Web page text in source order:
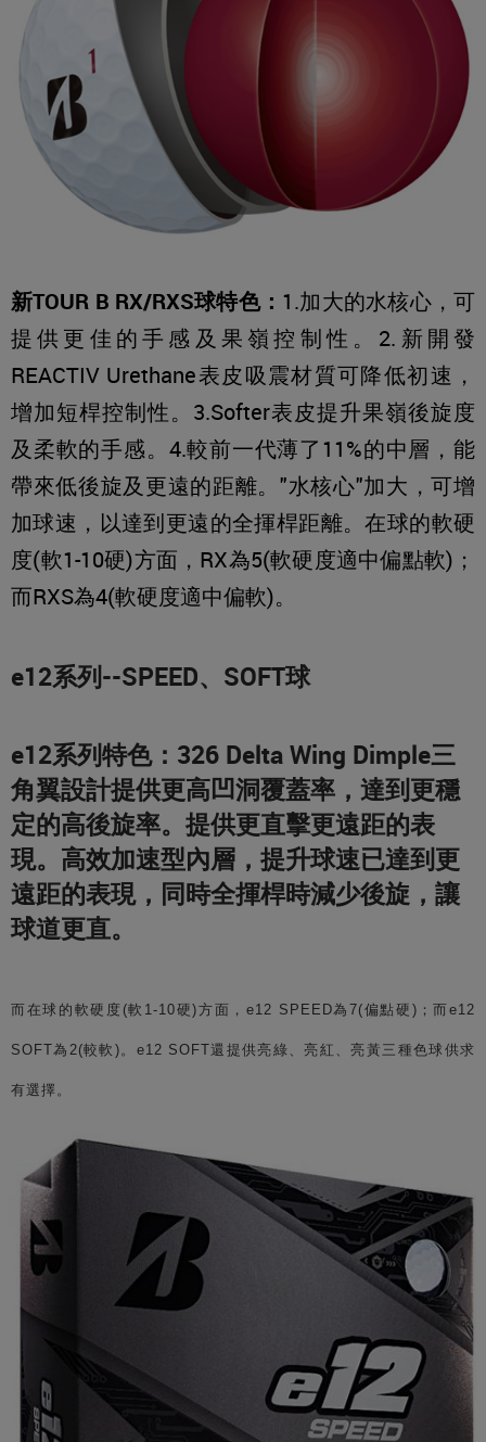
新TOUR B RX/RXS球特色： 1.加大的水核心，可
提供更佳的手感及果嶺控制性。2.新開發
REACTIV Urethane表皮吸震材質可降低初速，
增加短桿控制性。3.Softer表皮提升果嶺後旋度
及柔軟的手感。4.較前一代薄了11%的中層，能
帶來低後旋及更遠的距離。"水核心"加大，可增
加球速，以達到更遠的全揮桿距離。在球的軟硬
度(軟1-10硬)方面，RX為5(軟硬度適中偏點軟)；
而RXS為4(軟硬度適中偏軟)。
e12系列--SPEED、SOFT球
e12系列特色：326 Delta Wing Dimple三
角翼設計提供更高凹洞覆蓋率，達到更穩
定的高後旋率。提供更直擊更遠距的表
現。高效加速型內層，提升球速已達到更
遠距的表現，同時全揮桿時減少後旋，讓
球道更直。
而在球的軟硬度(軟1-10硬)方面，e12 SPEED為7(偏點硬)；而e12
SOFT為2(較軟)。 e12 SOFT還提供亮綠、亮紅、亮黃三種色球供求
有選擇。